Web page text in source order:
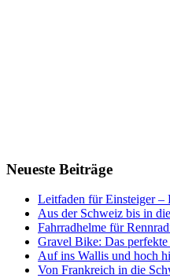
Neueste Beiträge
Leitfaden für Einsteiger –
Aus der Schweiz bis in
Fahrradhelme für
Gravel Bike: Das
Auf ins Wallis und hoch
Von Frankreich in die